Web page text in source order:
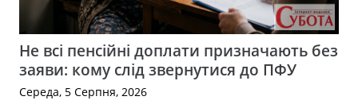
Не всі пенсійні доплати призначають без
заяви: кому слід звернутися до ПФУ
Середа, 5 Серпня, 2026